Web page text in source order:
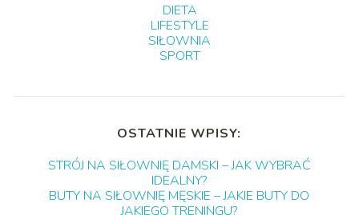
DIETA
LIFESTYLE
SIŁOWNIA
SPORT
OSTATNIE WPISY:
STRÓJ NA SIŁOWNIĘ DAMSKI – JAK WYBRAĆ
IDEALNY?
BUTY NA SIŁOWNIĘ MĘSKIE – JAKIE BUTY DO
JAKIEGO TRENINGU?